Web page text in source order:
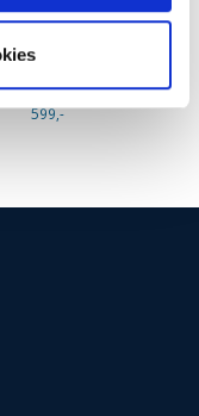
107410298
ved køb over
599,-